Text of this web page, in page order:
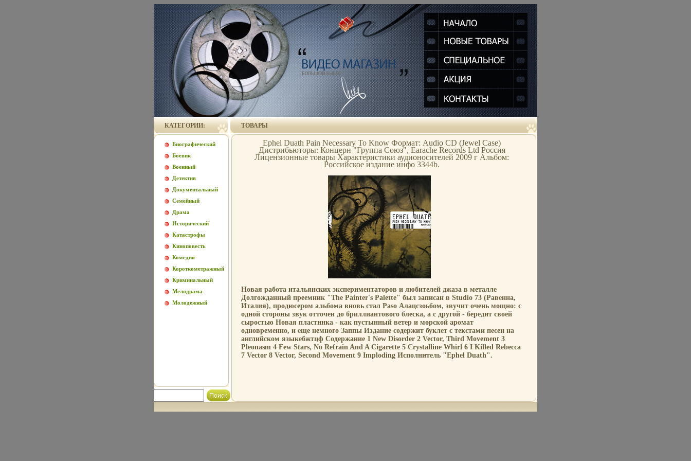
КАТЕГОРИИ:
Биографический
Боевик
Военный
Детектив
Документальный
Семейный
Драма
Исторический
Катастрофы
Киноповесть
Комедия
Короткометражный
Криминальный
Мелодрама
Молодежный
ТОВАРЫ
Ephel Duath Pain Necessary To Know Формат: Audio CD (Jewel Case)
Дистрибьюторы: Концерн "Группа Союз", Earache Records Ltd Россия
Лицензионные товары Характеристики аудионосителей 2009 г Альбом:
Российское издание инфо 3344b.
Новая работа итальянских экспериментаторов и любителей джаза в металле
Долгожданный преемник "The Painter's Palette" был записан в Studio 73 (Равенна,
Италия), продюсером альбома вновь стал Paso Алацсзоьбом, звучит очень мощно: с
одной стороны звук отточен до бриллиантового блеска, а с другой - бередит своей
сыростью Новая пластинка - как пустынный ветер и морской аромат
одновременно, и еще немного Заппы Издание содержит буклет с текстами песен на
английском языкебжтцф Содержание 1 New Disorder 2 Vector, Third Movement 3
Pleonasm 4 Few Stars, No Refrain And A Cigarette 5 Crystalline Whirl 6 I Killed Rebecca
7 Vector 8 Vector, Second Movement 9 Imploding Исполнитель "Ephel Duath".